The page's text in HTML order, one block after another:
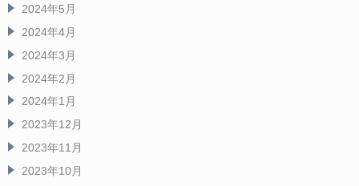
2024年5月
2024年4月
2024年3月
2024年2月
2024年1月
2023年12月
2023年11月
2023年10月